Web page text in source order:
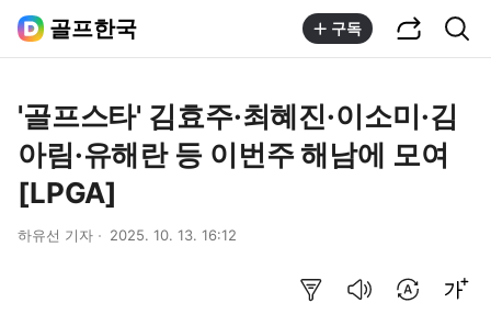
골프한국 구독
'골프스타' 김효주·최혜진·이소미·김
아림·유해란 등 이번주 해남에 모여
[LPGA]
하유선 기자 2025. 10. 13. 16:12